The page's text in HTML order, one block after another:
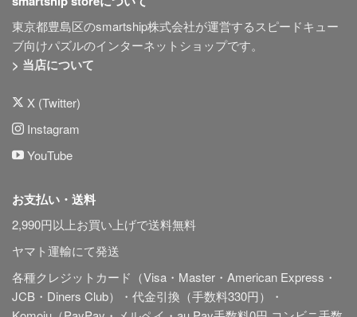
東京都豊島区のsmartship株式会社が運営するスピードキュー
ブ向けパズルのインターネットショップです。
> 当店について
X (Twitter)
Instagram
YouTube
お支払い・送料
2,990円以上お買い上げで送料無料
ヤマト運輸にて発送
各種クレジットカード（Visa・Master・American Express・
JCB・Diners Club）・代金引換（手数料330円）・